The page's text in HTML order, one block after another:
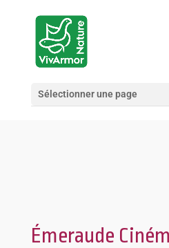
Sélectionner une page
Émeraude